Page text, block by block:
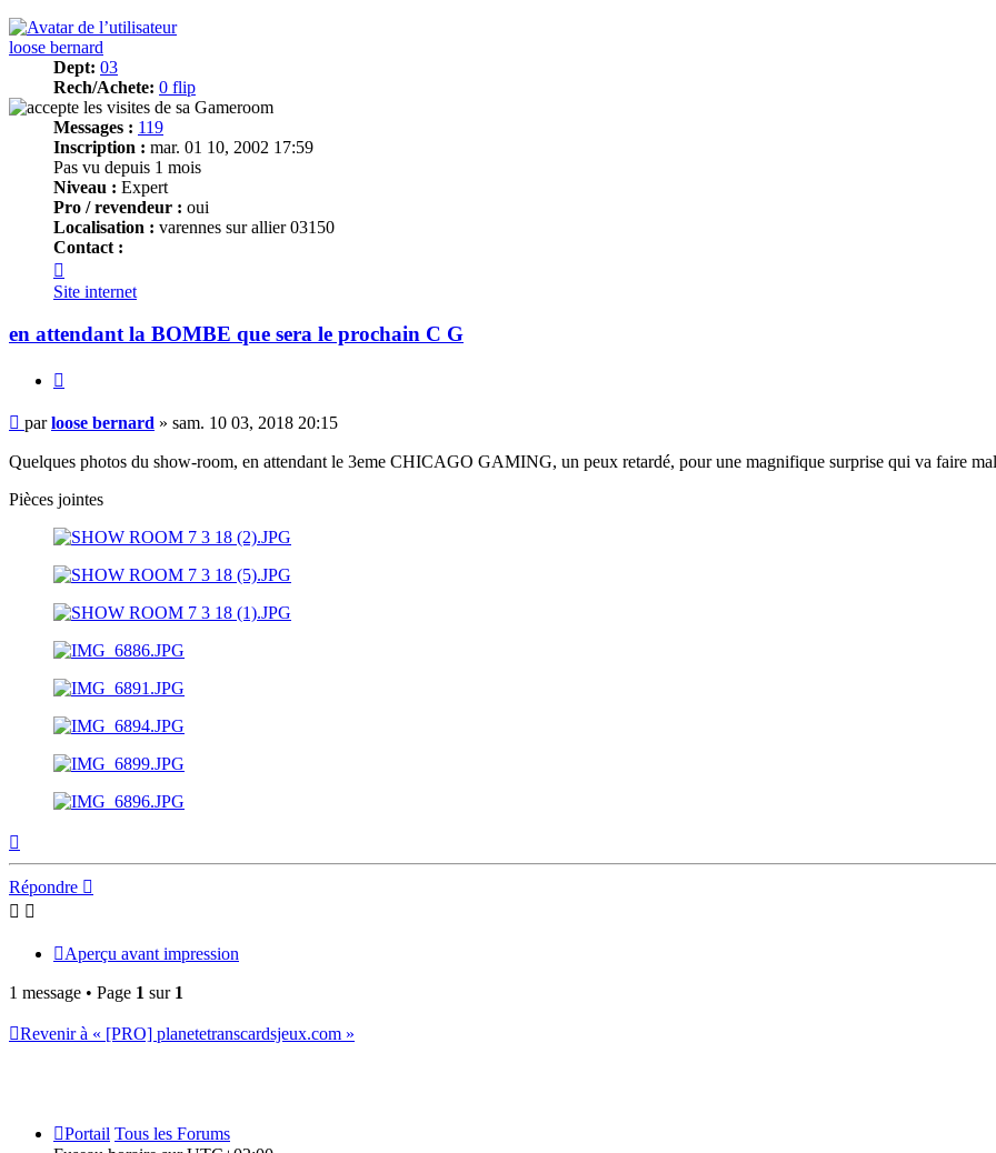
loose bernard
Dept: 03
Rech/Achete: 0 flip
Messages : 119
Inscription : mar. 01 10, 2002 17:59
Pas vu depuis 1 mois
Niveau : Expert
Pro / revendeur : oui
Localisation : varennes sur allier 03150
Contact :
loose
bernard
Site internet
en attendant la BOMBE que sera le prochain C G
Message
parloose bernard » sam. 10 03, 2018 20:15
Quelques photos du show-room, en attendant le 3eme CHICAGO GAMING, un peux retardé, pour une magnifique surprise qui va faire
Pièces jointes
Répondre
Aperçu avant impression
1 message • Page 1 sur 1
Revenir à « [PRO] planetetranscardsjeux.com »
Portail Tous les Forums